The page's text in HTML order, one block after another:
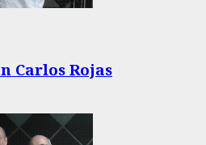
Carlos Rojas